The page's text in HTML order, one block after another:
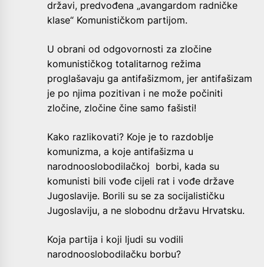
državi, predvođena „avangardom radničke
klase“ Komunističkom partijom.
U obrani od odgovornosti za zločine
komunističkog totalitarnog režima
proglašavaju ga antifašizmom, jer antifašizam
je po njima pozitivan i ne može počiniti
zločine, zločine čine samo fašisti!
Kako razlikovati? Koje je to razdoblje
komunizma, a koje antifašizma u
narodnooslobodilačkoj borbi, kada su
komunisti bili vođe cijeli rat i vođe države
Jugoslavije. Borili su se za socijalističku
Jugoslaviju, a ne slobodnu državu Hrvatsku.
Koja partija i koji ljudi su vodili
narodnooslobodilačku borbu?